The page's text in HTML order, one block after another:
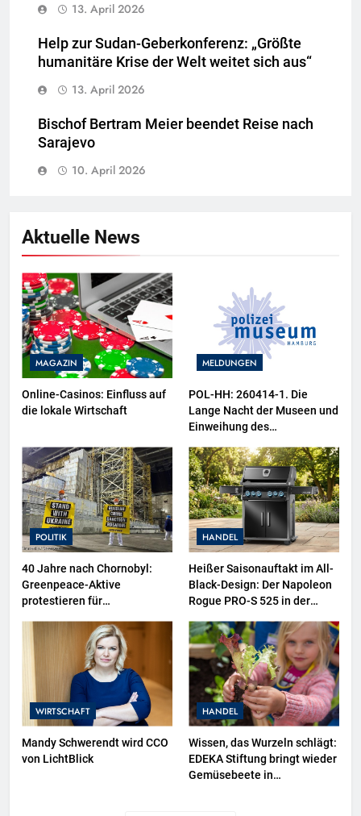
13. April 2026
Help zur Sudan-Geberkonferenz: „Größte
humanitäre Krise der Welt weitet sich aus“
13. April 2026
Bischof Bertram Meier beendet Reise nach
Sarajevo
10. April 2026
Aktuelle News
MAGAZIN
Online-Casinos: Einfluss auf
die lokale Wirtschaft
MELDUNGEN
POL-HH: 260414-1. Die
Lange Nacht der Museen und
Einweihung des
sowie neuer
Ausstellungsbereiche im
Polizeimuseum Hamburg
POLITIK
40 Jahre nach Chornobyl:
Greenpeace-Aktive
protestieren für
Wiederaufbau der zerstörten
Schutzhülle / Greenpeace-
Report dokumentiert Folgen
des russischen
Drohnenangriffs
HANDEL
Heißer Saisonauftakt im All-
Black-Design: Der Napoleon
Rogue PRO-S 525 in der
WIRTSCHAFT
Mandy Schwerendt wird CCO
von LichtBlick
HANDEL
Wissen, das Wurzeln schlägt:
EDEKA Stiftung bringt wieder
Gemüsebeete in